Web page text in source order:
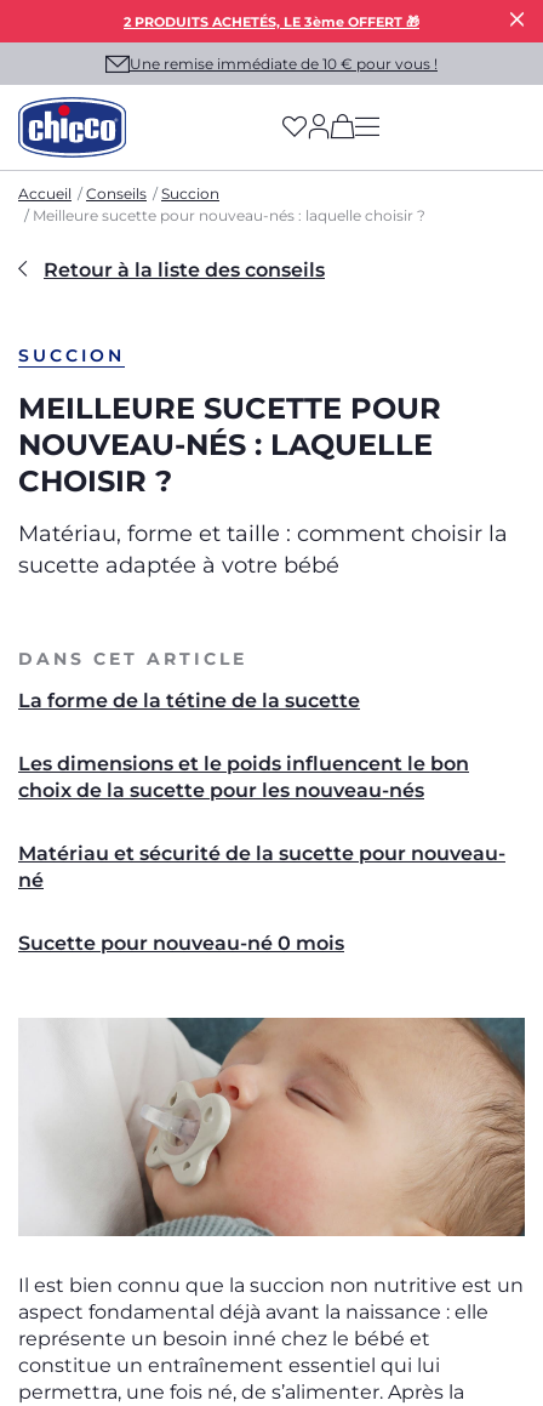
2 PRODUITS ACHETÉS, LE 3ème OFFERT 🎁
Une remise immédiate de 10 € pour vous !
(has more options
Accueil Conseils
Succion
Meilleure sucette pour nouveau-nés : laquelle choisir ?
Retour à la liste des conseils
SUCCION
MEILLEURE SUCETTE POUR
NOUVEAU-NÉS : LAQUELLE
CHOISIR ?
Matériau, forme et taille : comment choisir la
sucette adaptée à votre bébé
DANS CET ARTICLE
La forme de la tétine de la sucette
Les dimensions et le poids influencent le bon
choix de la sucette pour les nouveau-nés
Matériau et sécurité de la sucette pour nouveau-
né
Sucette pour nouveau-né 0 mois
Il est bien connu que la succion non nutritive est un
aspect fondamental déjà avant la naissance : elle
représente un besoin inné chez le bébé et
constitue un entraînement essentiel qui lui
permettra, une fois né, de s’alimenter. Après la